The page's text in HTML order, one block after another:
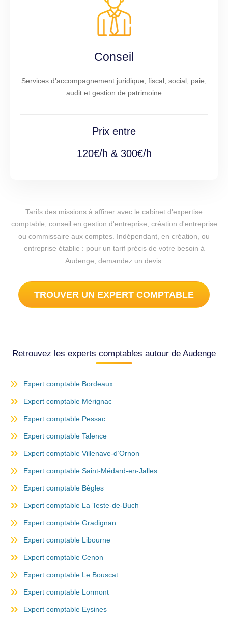
Conseil
Services d'accompagnement juridique, fiscal, social, paie,
audit et gestion de patrimoine
Prix entre
120€/h & 300€/h
Tarifs des missions à affiner avec le cabinet d'expertise
comptable, conseil en gestion d'entreprise, création d'entreprise
ou commissaire aux comptes. Indépendant, en création, ou
entreprise établie : pour un tarif précis de votre besoin à
Audenge, demandez un devis.
TROUVER UN EXPERT COMPTABLE
Retrouvez les experts comptables autour de Audenge
Expert comptable Bordeaux
Expert comptable Mérignac
Expert comptable Pessac
Expert comptable Talence
Expert comptable Villenave-d’Ornon
Expert comptable Saint-Médard-en-Jalles
Expert comptable Bègles
Expert comptable La Teste-de-Buch
Expert comptable Gradignan
Expert comptable Libourne
Expert comptable Cenon
Expert comptable Le Bouscat
Expert comptable Lormont
Expert comptable Eysines